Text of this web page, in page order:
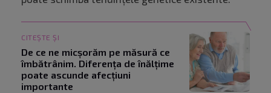
CITEȘTE ȘI
De ce ne micșorăm pe măsură ce
îmbătrânim. Diferența de înălțime
poate ascunde afecțiuni
importante